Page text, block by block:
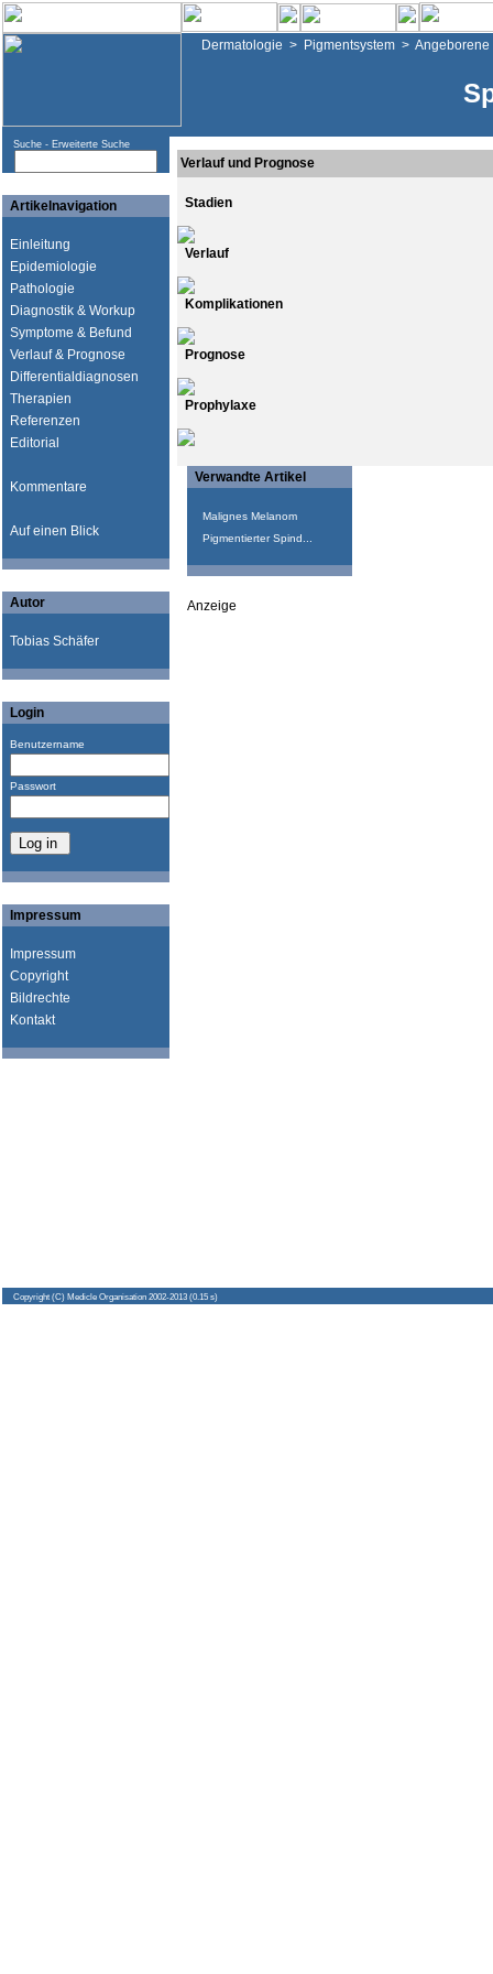
Dermatologie > Pigmentsystem > Angeborene
Suche - Erweiterte Suche
Artikelnavigation
Einleitung
Epidemiologie
Pathologie
Diagnostik & Workup
Symptome & Befund
Verlauf & Prognose
Differentialdiagnosen
Therapien
Referenzen
Editorial
Kommentare
Auf einen Blick
Autor
Tobias Schäfer
Login
Benutzername
Passwort
Impressum
Impressum
Copyright
Bildrechte
Kontakt
Verlauf und Prognose
Stadien
Verlauf
Komplikationen
Prognose
Prophylaxe
Verwandte Artikel
Malignes Melanom
Pigmentierter Spind...
Anzeige
Copyright (C) Medicle Organisation 2002-2013 (0.15 s)